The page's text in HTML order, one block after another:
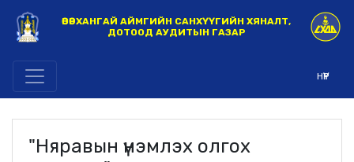
ӨВӨРХАНГАЙ АЙМГИЙН САНХҮҮГИЙН ХЯНАЛТ,
ДОТООД АУДИТЫН ГАЗАР
НҮҮР
"Няравын үнэмлэх олгох